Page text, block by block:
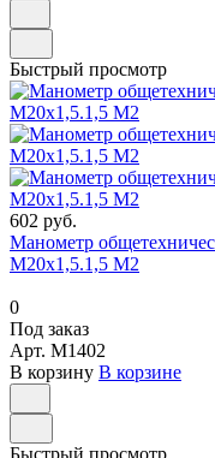
Быстрый просмотр
602 руб.
Манометр
М20х1,5.1,5 М2
0
Под заказ
Арт. M1402
В корзину В корзине